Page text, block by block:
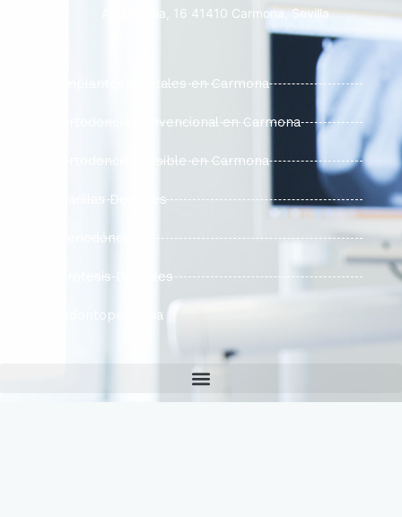
Av. Dr. Villa, 16 41410 Carmona, Sevilla
Implantes Dentales en Carmona
Ortodoncia Convencional en Carmona
Ortodoncia Invisible en Carmona
Carillas Dentales
Periodóncia
Protesis Dentales
Odontopediatría